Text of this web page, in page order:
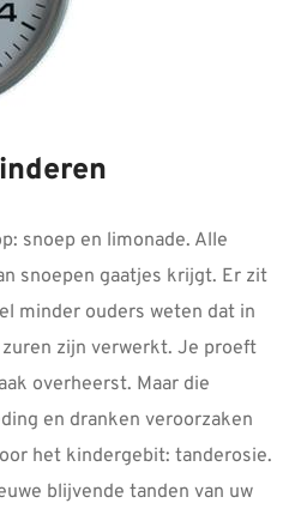
snoep en limonade. Alle
snoepen gaatjes krijgt. Er zit
minder ouders weten dat in
zijn verwerkt. Je proeft
overheerst. Maar die
en dranken veroorzaken
het kindergebit: tanderosie.
blijvende tanden van uw